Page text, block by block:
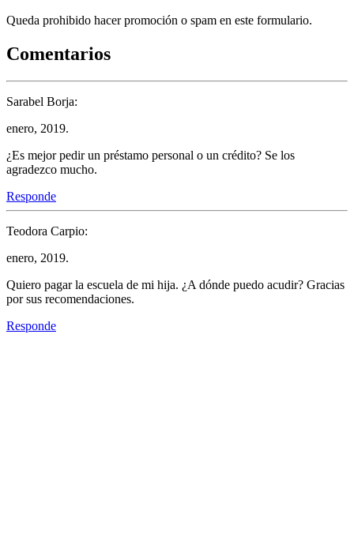
Queda prohibido hacer promoción o spam en este formulario.
Comentarios
Sarabel Borja:
enero, 2019.
¿Es mejor pedir un préstamo personal o un crédito? Se los
agradezco mucho.
Responde
Teodora Carpio:
enero, 2019.
Quiero pagar la escuela de mi hija. ¿A dónde puedo acudir? Gracias
por sus recomendaciones.
Responde